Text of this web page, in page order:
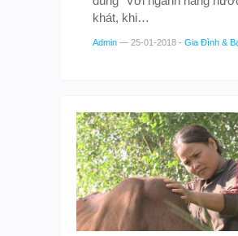
khát, khi…
Admin — 25-01-2018 - Gia Đình &